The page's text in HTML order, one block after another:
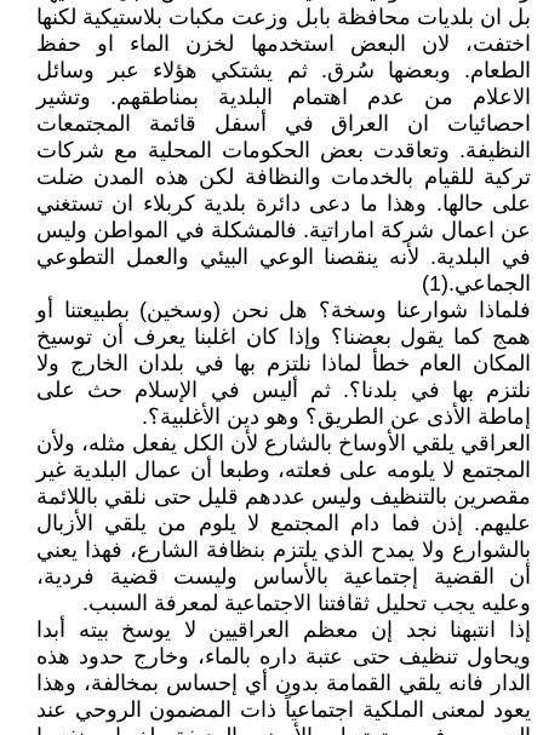
بل ان بلديات محافظة بابل وزعت مكبات بلاستيكية لكنها
اختفت، لان البعض استخدمها لخزن الماء او حفظ
الطعام. وبعضها سُرق. ثم يشتكي هؤلاء عبر وسائل
الاعلام من عدم اهتمام البلدية بمناطقهم. وتشير
احصائيات ان العراق في أسفل قائمة المجتمعات
النظيفة. وتعاقدت بعض الحكومات المحلية مع شركات
تركية للقيام بالخدمات والنظافة لكن هذه المدن ضلت
على حالها. وهذا ما دعى دائرة بلدية كربلاء ان تستغني
عن اعمال شركة اماراتية. فالمشكلة في المواطن وليس
في البلدية. لأنه ينقصنا الوعي البيئي والعمل التطوعي
الجماعي.(1)
فلماذا شوارعنا وسخة؟ هل نحن (وسخين) بطبيعتنا أو
همج كما يقول بعضنا؟ وإذا كان اغلبنا يعرف أن توسيخ
المكان العام خطأ لماذا نلتزم بها في بلدان الخارج ولا
نلتزم بها في بلدنا؟. ثم أليس في الإسلام حث على
إماطة الأذى عن الطريق؟ وهو دين الأغلبية؟.
العراقي يلقي الأوساخ بالشارع لأن الكل يفعل مثله، ولأن
المجتمع لا يلومه على فعلته، وطبعا أن عمال البلدية غير
مقصرين بالتنظيف وليس عددهم قليل حتى نلقي باللائمة
عليهم. إذن فما دام المجتمع لا يلوم من يلقي الأزبال
بالشوارع ولا يمدح الذي يلتزم بنظافة الشارع، فهذا يعني
أن القضية إجتماعية بالأساس وليست قضية فردية،
وعليه يجب تحليل ثقافتنا الاجتماعية لمعرفة السبب.
إذا انتبهنا نجد إن معظم العراقيين لا يوسخ بيته أبدا
ويحاول تنظيف حتى عتبة داره بالماء، وخارج حدود هذه
الدار فانه يلقي القمامة بدون أي إحساس بمخالفة، وهذا
يعود لمعنى الملكية اجتماعياً ذات المضمون الروحي عند